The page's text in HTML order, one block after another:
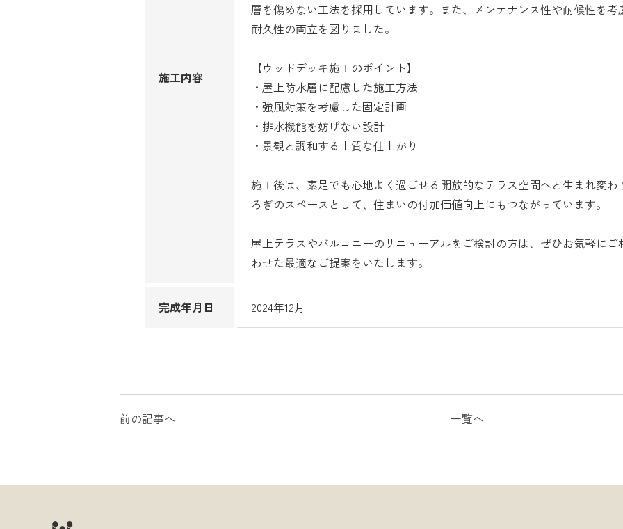
施工内容
層を傷めない工法を採用しています。また、メンテナンス性や耐候性を
耐久性の両立を図りました。
【ウッドデッキ施工のポイント】
・屋上防水層に配慮した施工方法
・強風対策を考慮した固定計画
・排水機能を妨げない設計
・景観と調和する上質な仕上がり
施工後は、素足でも心地よく過ごせる開放的なテラス空間へと生まれ変
ろぎのスペースとして、住まいの付加価値向上にもつながっています。
屋上テラスやバルコニーのリニューアルをご検討の方は、ぜひお気軽に
わせた最適なご提案をいたします。
完成年月日 2024年12月
前の記事へ 一覧へ